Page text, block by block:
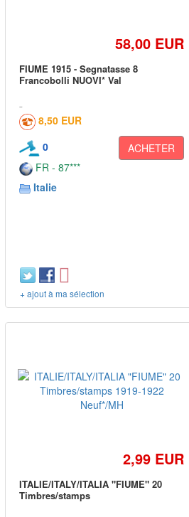
58,00 EUR
FIUME 1915 - Segnatasse 8
Francobolli NUOVI* Val
8,50 EUR
0
ACHETER
FR - 87***
Italie
+ ajout à ma sélection
2,99 EUR
ITALIE/ITALY/ITALIA "FIUME" 20
Timbres/stamps